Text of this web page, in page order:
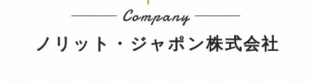
ノリット・ジャポン株式会社